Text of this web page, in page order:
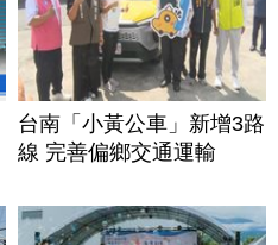
台南「小黃公車」新增3路
線 完善偏鄉交通運輸